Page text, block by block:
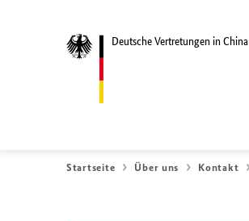
Deutsche Vertretungen in China
Startseite Über uns Kontakt